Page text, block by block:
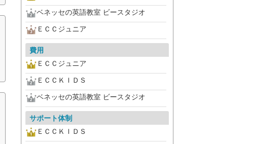
ベネッセの英語教室 ビースタジオ
ＥＣＣジュニア
費用
ＥＣＣジュニア
ＥＣＣＫＩＤＳ
ベネッセの英語教室 ビースタジオ
サポート体制
ＥＣＣＫＩＤＳ